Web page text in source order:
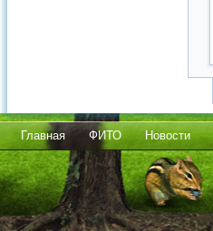
Главная ФИТО Новости